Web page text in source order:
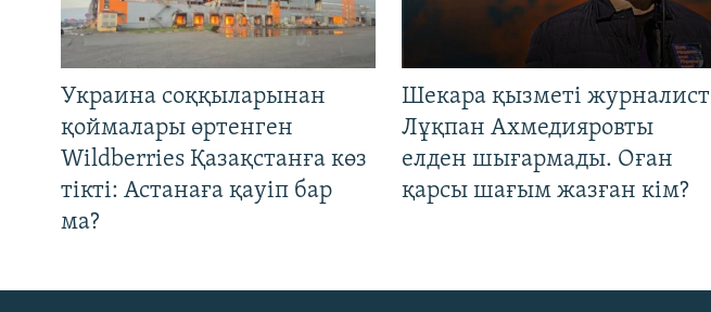
Украина соққыларынан
қоймалары өртенген
Wildberries Қазақстанға көз
тікті: Астанаға қауіп бар
ма?
Шекара қызметі журналист
Лұқпан Ахмедияровты
елден шығармады. Оған
қарсы шағым жазған кім?